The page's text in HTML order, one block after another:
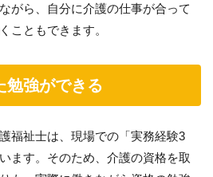
がら、自分に介護の仕事が合って
こともできます。
勉強ができる
福祉士は、現場での「実務経験3
ます。そのため、介護の資格を取